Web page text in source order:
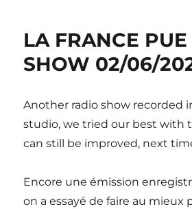
LA FRANCE
SHOW 02/06/
Another radio show recorded
studio, we tried our best with
can still be improved, next
Encore une émission
on a essayé de faire au mieux